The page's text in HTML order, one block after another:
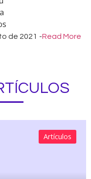
de 2021 -Read More
Artículos